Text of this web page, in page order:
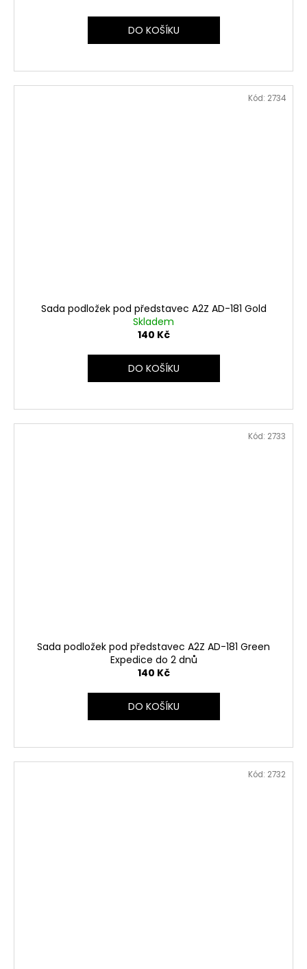
DO KOŠÍKU
Sada podložek pod představec A2Z AD-181 Gold
Skladem
140 Kč
DO KOŠÍKU
Kód: 2734
Sada podložek pod představec A2Z AD-181 Green
Expedice do 2 dnů
140 Kč
DO KOŠÍKU
Kód: 2733
Kód: 2732